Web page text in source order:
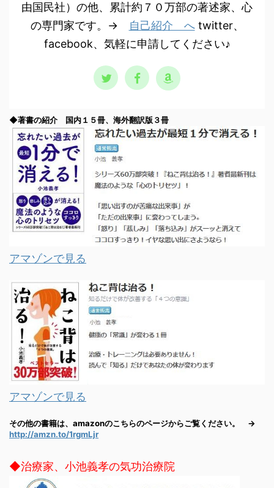
由国民社）の他、累計約７０万部の著述家、心
の専門家です。→
自己紹介 へtwitter、
facebook、気軽に申請してください♪
◆著書の紹介 国内１５冊、海外翻訳版３冊
アマゾンで見る
アマゾンで見る
その他の書籍は、amazonのこちらのページからご覧ください。 →
http://amzn.to/1rgmLjr
◆治療家、小池義孝の気功治療院